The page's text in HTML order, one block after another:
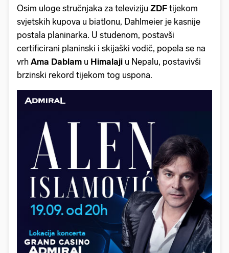
Osim uloge stručnjaka za televiziju ZDF tijekom
svjetskih kupova u biatlonu, Dahlmeier je kasnije
postala planinarka. U studenom, postavši
certificirani planinski i skijaški vodič, popela se na
vrh Ama Dablam u Himalaji u Nepalu, postavivši
brzinski rekord tijekom tog uspona.